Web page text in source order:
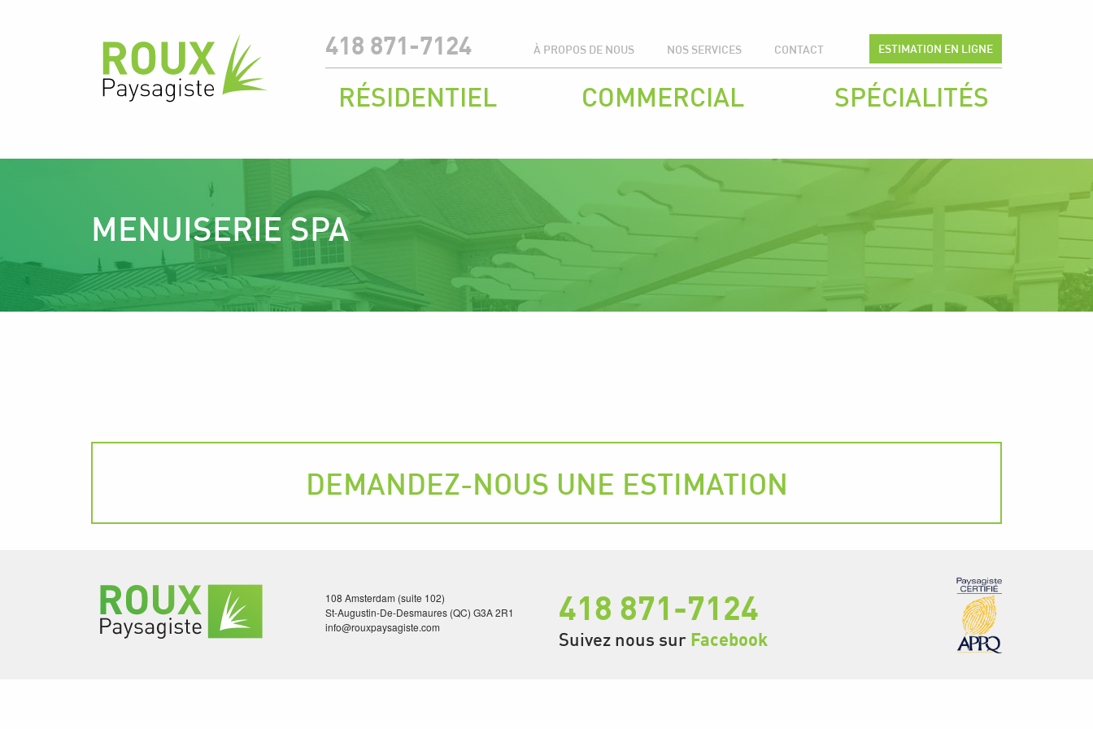
418 871-7124 ESTIMATION EN LIGNE
À PROPOS DE NOUS NOS SERVICES CONTACT
RÉSIDENTIEL COMMERCIAL SPÉCIALITÉS
MENUISERIE SPA
DEMANDEZ-NOUS UNE ESTIMATION
108 Amsterdam (suite 102)
St-Augustin-De-Desmaures (QC) G3A 2R1
info@rouxpaysagiste.com
418 871-7124
Suivez nous sur Facebook